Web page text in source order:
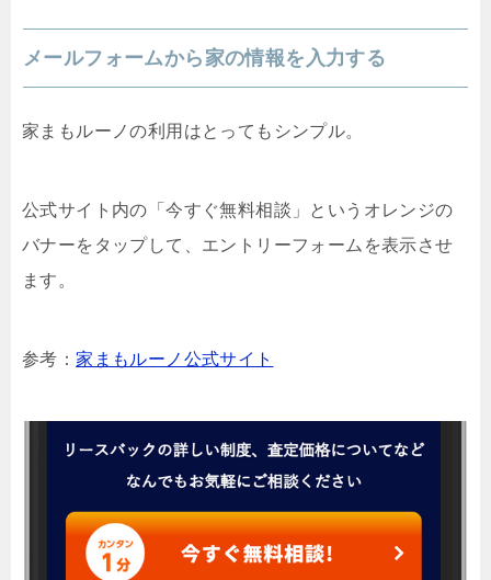
メールフォームから家の情報を入力する
家まもルーノの利用はとってもシンプル。
公式サイト内の「今すぐ無料相談」というオレンジの
バナーをタップして、エントリーフォームを表示させ
ます。
参考：家まもルーノ公式サイト